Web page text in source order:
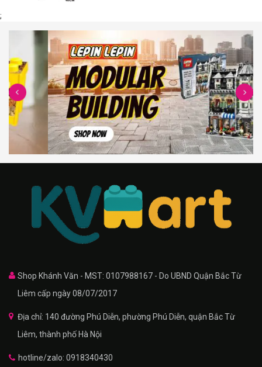
;
Shop Khánh Văn - MST: 0107988167 - Do UBND Quận Bắc Từ
Liêm cấp ngày 08/07/2017
Địa chỉ: 140 đường Phú Diễn, phường Phú Diễn, quận Bắc Từ
Liêm, thành phố Hà Nội
hotline/zalo: 0918340430